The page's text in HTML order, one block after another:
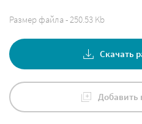
Размер файла - 250.53 Kb
Скачать
Добавить